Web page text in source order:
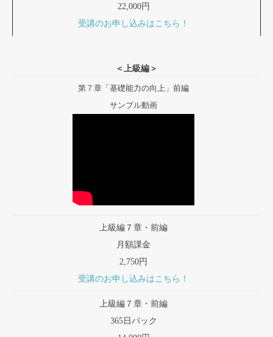
22,000円
受講のお申し込みはこちら！
＜上級編＞
第７章「基礎能力の向上」前編
サンプル動画
上級編７章・前編
月額課金
2,750円
受講のお申し込みはこちら！
上級編７章・前編
365日パック